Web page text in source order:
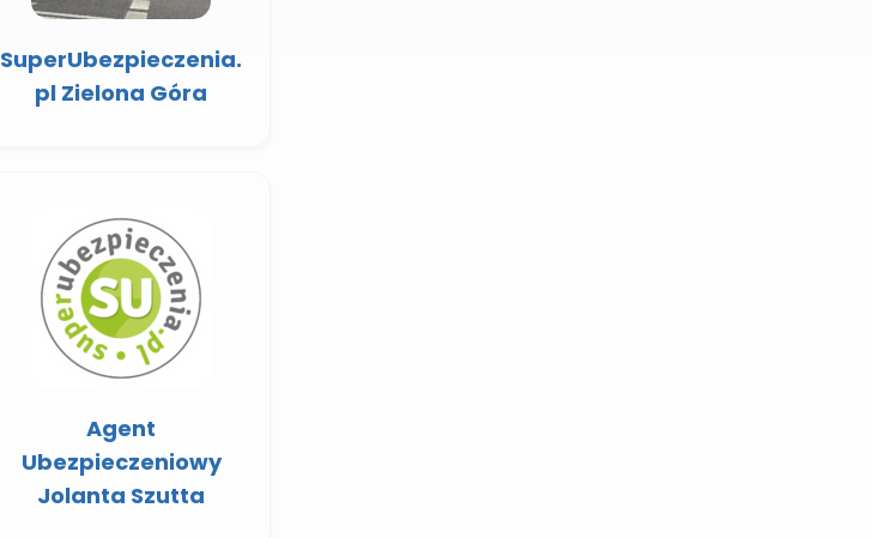
SuperUbezpieczenia.
pl Zielona Góra
Agent
Ubezpieczeniowy
Jolanta Szutta